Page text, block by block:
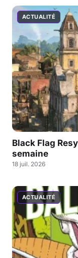
ACTUALITÉ
Black Flag
semaine
18 juil. 2026
ACTUALITÉ